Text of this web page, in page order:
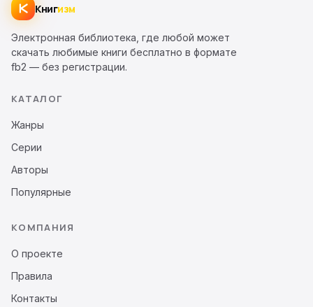
Книгизм
Электронная библиотека, где любой может
скачать любимые книги бесплатно в формате
fb2 — без регистрации.
КАТАЛОГ
Жанры
Серии
Авторы
Популярные
КОМПАНИЯ
О проекте
Правила
Контакты